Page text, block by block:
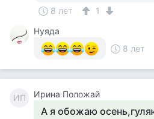
8 лет
1
Нуяда
8 лет
ИП Ирина Положай
А я обожаю